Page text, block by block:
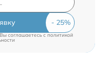
соглашаетесь cполитикой